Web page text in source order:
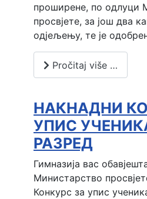
проширене, по одлуци
просвјете, за још два
одјељењу, те је
Pročitaj više …
НАКНАДНИ
УПИС
РАЗРЕД
Гимназија вас
Министарство
Конкурс за упис